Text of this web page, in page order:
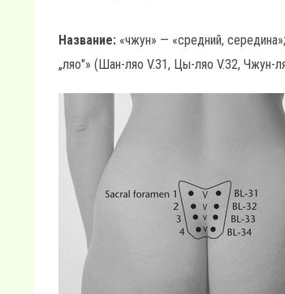
Название: «чжун» — «средний,
„ляо"» (Шан-ляо V.31, Цы-ляо V.32, Чжун-